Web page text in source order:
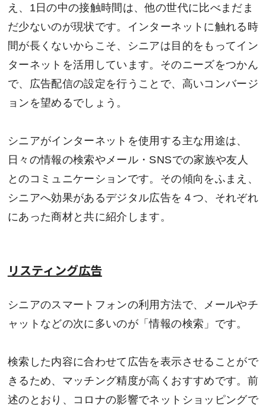
え、1日の中の接触時間は、他の世代に比べまだま
だ少ないのが現状です。インターネットに触れる時
間が長くないからこそ、シニアは目的をもってイン
ターネットを活用しています。そのニーズをつかん
で、広告配信の設定を行うことで、高いコンバージ
ョンを望めるでしょう。
シニアがインターネットを使用する主な用途は、
日々の情報の検索やメール・SNSでの家族や友人
とのコミュニケーションです。その傾向をふまえ、
シニアへ効果があるデジタル広告を４つ、それぞれ
にあった商材と共に紹介します。
リスティング広告
シニアのスマートフォンの利用方法で、メールやチ
ャットなどの次に多いのが「情報の検索」です。
検索した内容に合わせて広告を表示させることがで
きるため、マッチング精度が高くおすすめです。前
述のとおり、コロナの影響でネットショッピングで